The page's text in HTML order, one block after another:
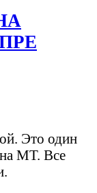
Это один
на МТ. Все